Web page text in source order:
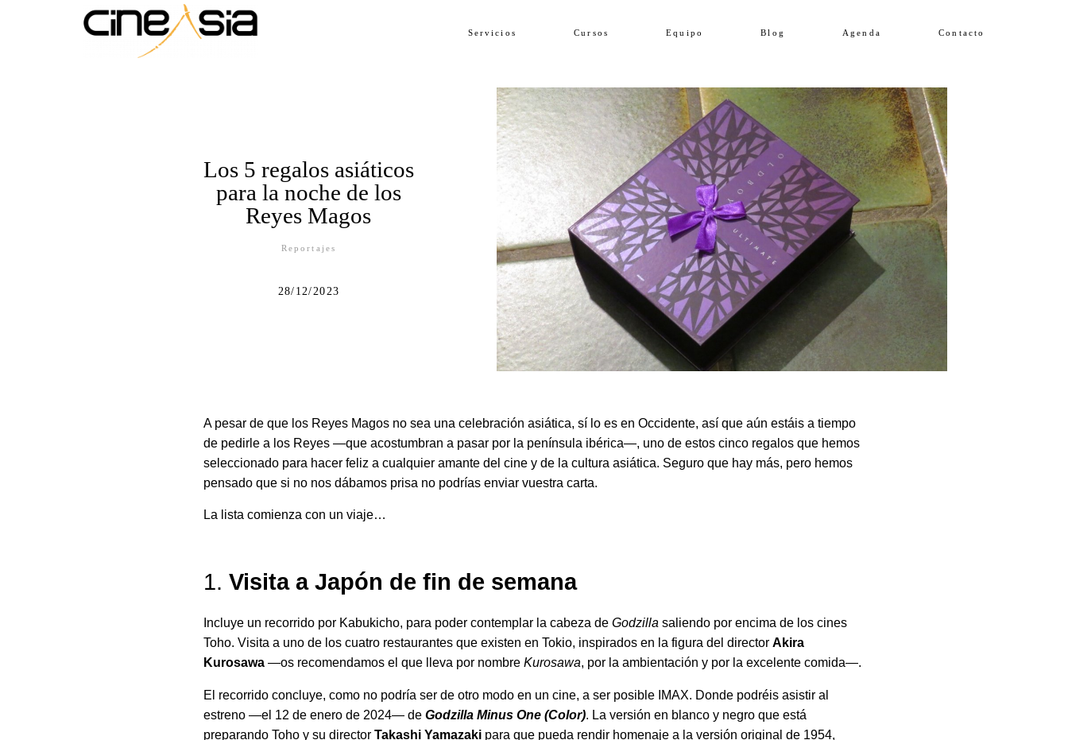
Servicios Cursos Equipo Blog Agenda Contacto
Los 5 regalos asiáticos
para la noche de los
Reyes Magos
Reportajes
28/12/2023
A pesar de que los Reyes Magos no sea una celebración asiática, sí lo es en Occidente, así que aún estáis a tiempo
de pedirle a los Reyes —que acostumbran a pasar por la península ibérica—, uno de estos cinco regalos que hemos
seleccionado para hacer feliz a cualquier amante del cine y de la cultura asiática. Seguro que hay más, pero hemos
pensado que si no nos dábamos prisa no podrías enviar vuestra carta.
La lista comienza con un viaje…
1.Visita a Japón de fin de semana
Incluye un recorrido por Kabukicho, para poder contemplar la cabeza deGodzillasaliendo por encima de los cines
Toho. Visita a uno de los cuatro restaurantes que existen en Tokio, inspirados en la figura del directorAkira
Kurosawa —os recomendamos el que lleva por nombreKurosawa, por la ambientación y por la excelente comida—.
El recorrido concluye, como no podría ser de otro modo en un cine, a ser posible IMAX. Donde podréis asistir al
estreno —el 12 de enero de 2024— deGodzilla Minus One (Color). La versión en blanco y negro que está
preparando Toho y su directorTakashi Yamazaki para que pueda rendir homenaje a la versión original de 1954,